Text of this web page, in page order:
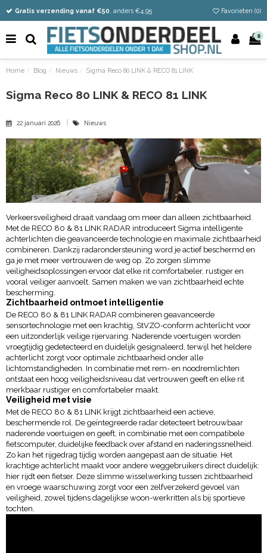
Vandaag besteld
Gratis verzending vanaf €50 , anders €4,95
Eenvoudig retour Favorieten (0)
0
Home Blog Nieuws Sigma Reco 80 LINK & RECO 81 LINK
Sigma Reco 80 LINK & RECO 81 LINK
22 januari 2026 Nieuws
Verkeersveiligheid draait vandaag om meer dan alleen zichtbaarheid.
Met de RECO 80 & 81 LINK RADAR introduceert Sigma intelligente
achterlichten die geavanceerde technologie en maximale zichtbaarheid
combineren. Dankzij radarondersteuning word je actief beschermd en
ga je met meer vertrouwen de weg op. Zo zorgen slimme
veiligheidsoplossingen ervoor dat elke rit comfortabeler, rustiger en
vooral veiliger aanvoelt. Samen maken we van zichtbaarheid echte
bescherming.
Zichtbaarheid ontmoet intelligentie
De RECO 80 & 81 LINK RADAR combineren geavanceerde
sensortechnologie met een krachtig, StVZO-conform achterlicht voor
een uitzonderlijk veilige rijervaring. Naderende voertuigen worden
vroegtijdig gedetecteerd en duidelijk gesignaleerd, terwijl het heldere
achterlicht zorgt voor optimale zichtbaarheid onder alle
lichtomstandigheden. In combinatie met rem- en noodremlichten
ontstaat een hoog veiligheidsniveau dat vertrouwen geeft en elke rit
merkbaar rustiger en comfortabeler maakt.
Veiligheid met visie
Met de RECO 80 & 81 LINK krijgt zichtbaarheid een actieve,
beschermende rol. De geïntegreerde radar detecteert betrouwbaar
naderende voertuigen en geeft, in combinatie met een compatibele
fietscomputer, duidelijke feedback over afstand en naderingssnelheid.
Zo kan het rijgedrag tijdig worden aangepast aan de situatie. Het
krachtige achterlicht maakt voor andere weggebruikers direct duidelijk:
hier rijdt een fietser. Deze slimme wisselwerking tussen zichtbaarheid
en vroege waarschuwing zorgt voor een zelfverzekerd gevoel van
veiligheid, zowel tijdens dagelijkse woon-werkritten als bij sportieve
tochten.